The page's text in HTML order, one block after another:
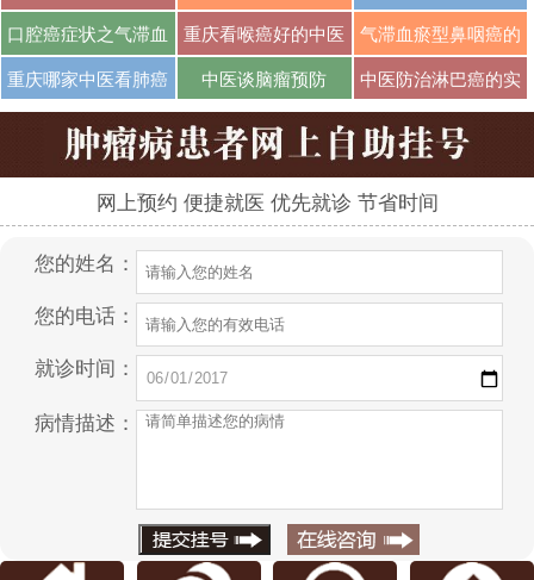
··· ···
口腔癌症状之气滞血
···
重庆看喉癌好的中医
···
气滞血瘀型鼻咽癌的
···
重庆哪家中医看肺癌
···
中医谈脑瘤预防 中医防治淋巴癌的实
···
网上预约 便捷就医 优先就诊 节省时间
您的姓名：
您的电话：
就诊时间：
病情描述：